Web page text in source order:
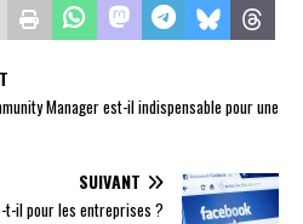
Manager est-il indispensable pour une
SUIVANT
t-il pour les entreprises ?